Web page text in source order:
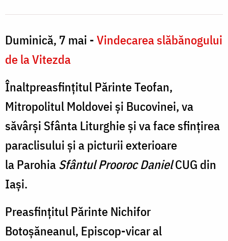
Foto:
Oana
Duminică, 7 mai -Vindecarea slăbănogului
de la Vitezda
Înaltpreasfințitul Părinte Teofan,
Mitropolitul Moldovei și Bucovinei, va
săvârși Sfânta Liturghie și va face sfințirea
paraclisului și a picturii exterioare
la ParohiaSfântul Prooroc DanielCUG din
Iași.
Preasfințitul Părinte Nichifor
Botoșăneanul, Episcop-vicar al